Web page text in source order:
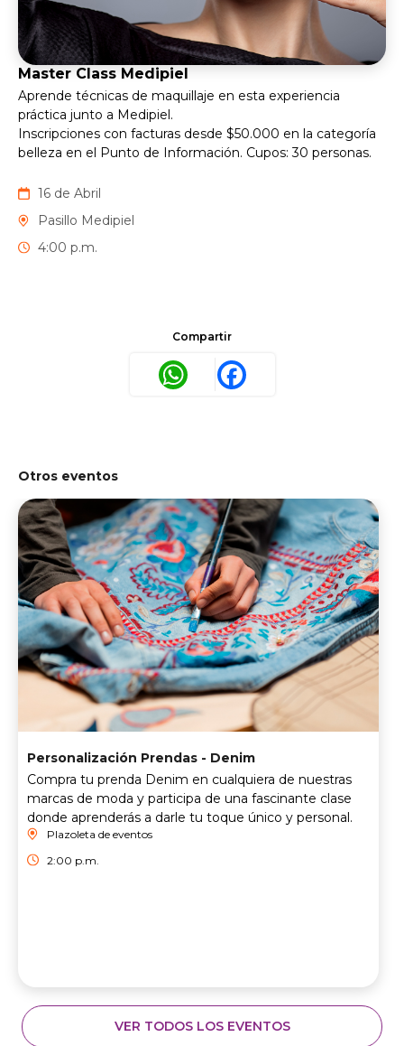
Master Class Medipiel
Aprende técnicas de maquillaje en esta experiencia
práctica junto a Medipiel.
Inscripciones con facturas desde $50.000 en la categoría
belleza en el Punto de Información. Cupos: 30 personas.
16 de Abril
Pasillo Medipiel
4:00 p.m.
Compartir
WhatsAppFacebook
Otros eventos
Personalización Prendas - Denim
Compra tu prenda Denim en cualquiera de nuestras
marcas de moda y participa de una fascinante clase
donde aprenderás a darle tu toque único y personal.
Plazoleta de eventos
2:00 p.m.
VER TODOS LOS EVENTOS